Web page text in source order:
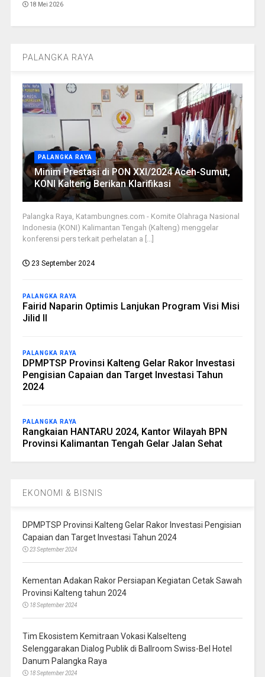
18 Mei 2026
PALANGKA RAYA
PALANGKA RAYA
Minim Prestasi di PON XXI/2024 Aceh-Sumut,
KONI Kalteng Berikan Klarifikasi
Palangka Raya, Katambungnes.com - Komite Olahraga Nasional
Indonesia (KONI) Kalimantan Tengah (Kalteng) menggelar
konferensi pers terkait perhelatan a [...]
23 September 2024
PALANGKA RAYA
Fairid Naparin Optimis Lanjukan Program Visi Misi
Jilid II
PALANGKA RAYA
DPMPTSP Provinsi Kalteng Gelar Rakor Investasi
Pengisian Capaian dan Target Investasi Tahun
2024
PALANGKA RAYA
Rangkaian HANTARU 2024, Kantor Wilayah BPN
Provinsi Kalimantan Tengah Gelar Jalan Sehat
EKONOMI & BISNIS
DPMPTSP Provinsi Kalteng Gelar Rakor Investasi Pengisian
Capaian dan Target Investasi Tahun 2024
23 September 2024
Kementan Adakan Rakor Persiapan Kegiatan Cetak Sawah
Provinsi Kalteng tahun 2024
18 September 2024
Tim Ekosistem Kemitraan Vokasi Kalselteng
Selenggarakan Dialog Publik di Ballroom Swiss-Bel Hotel
Danum Palangka Raya
18 September 2024